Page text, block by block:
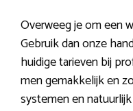
Overweeg je om een
Gebruik dan onze
huidige tarieven bij
men gemakkelijk en
systemen en